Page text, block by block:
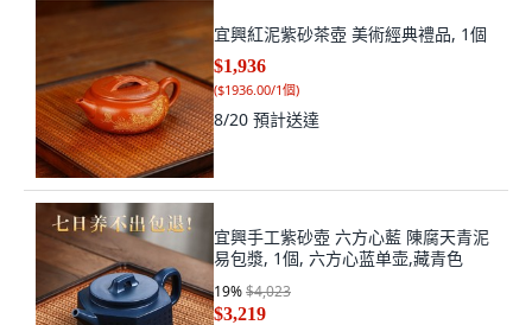
宜興紅泥紫砂茶壺 美術經典禮品, 1個
$1,936
($1936.00/1個)
8/20 預計送達
宜興手工紫砂壺 六方心藍 陳腐天青泥
易包漿, 1個, 六方心蓝单壶,藏青色
19%$4,023
$3,219